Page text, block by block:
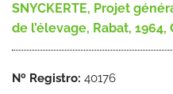
SNYCKERTE, Projet
de l’élevage, Rabat, 1964,
Nº Registro: 40176